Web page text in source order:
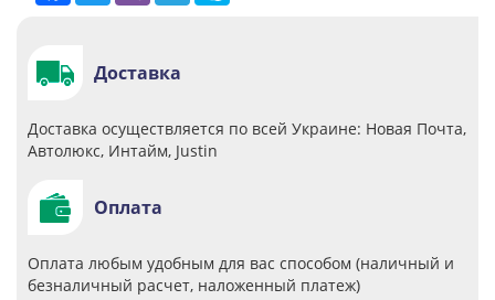
Доставка
Доставка осуществляется по всей Украине: Новая Почта,
Автолюкс, Интайм, Justin
Оплата
Оплата любым удобным для вас способом (наличный и
безналичный расчет, наложенный платеж)